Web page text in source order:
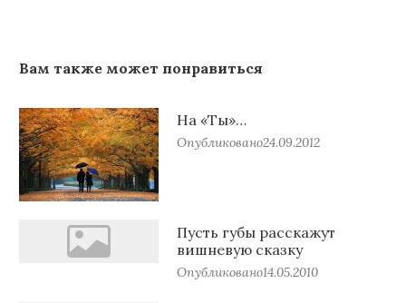
Вам также может понравиться
На «Ты»…
Опубликовано24.09.2012
Пусть губы расскажут
вишневую сказку
Опубликовано14.05.2010